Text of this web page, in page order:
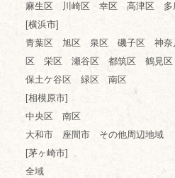
麻生区 川崎区 幸区 高津区 多
[横浜市]
青葉区 旭区 泉区 磯子区 神
区 栄区 瀬谷区 都筑区 鶴見
保土ケ谷区 緑区 南区
[相模原市]
中央区 南区
大和市 座間市 その他周辺地域
[茅ヶ崎市]
全域